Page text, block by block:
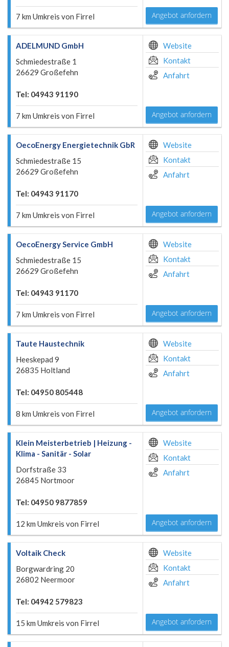
7 km Umkreis von Firrel Angebot anfordern
ADELMUND GmbH
Schmiedestraße 1
26629 Großefehn
Tel: 04943 91190
7 km Umkreis von Firrel
Website
Kontakt
Anfahrt
Angebot anfordern
OecoEnergy Energietechnik GbR
Schmiedestraße 15
26629 Großefehn
Tel: 04943 91170
7 km Umkreis von Firrel
Website
Kontakt
Anfahrt
Angebot anfordern
OecoEnergy Service GmbH
Schmiedestraße 15
26629 Großefehn
Tel: 04943 91170
7 km Umkreis von Firrel
Website
Kontakt
Anfahrt
Angebot anfordern
Taute Haustechnik
Heeskepad 9
26835 Holtland
Tel: 04950 805448
8 km Umkreis von Firrel
Website
Kontakt
Anfahrt
Angebot anfordern
Klein Meisterbetrieb | Heizung -
Klima - Sanitär - Solar
Dorfstraße 33
26845 Nortmoor
Tel: 04950 9877859
12 km Umkreis von Firrel
Website
Kontakt
Anfahrt
Angebot anfordern
Voltaik Check
Borgwardring 20
26802 Neermoor
Tel: 04942 579823
15 km Umkreis von Firrel
Website
Kontakt
Anfahrt
Angebot anfordern